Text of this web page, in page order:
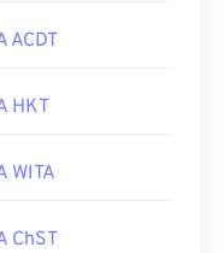
ACDT
HKT
WITA
ChST